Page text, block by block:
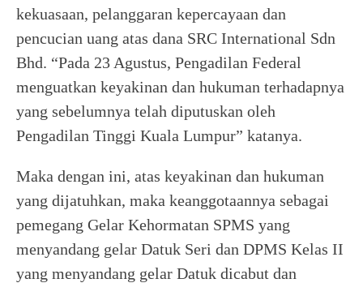
kekuasaan, pelanggaran kepercayaan dan
pencucian uang atas dana SRC International Sdn
Bhd. “Pada 23 Agustus, Pengadilan Federal
menguatkan keyakinan dan hukuman terhadapnya
yang sebelumnya telah diputuskan oleh
Pengadilan Tinggi Kuala Lumpur” katanya.
Maka dengan ini, atas keyakinan dan hukuman
yang dijatuhkan, maka keanggotaannya sebagai
pemegang Gelar Kehormatan SPMS yang
menyandang gelar Datuk Seri dan DPMS Kelas II
yang menyandang gelar Datuk dicabut dan